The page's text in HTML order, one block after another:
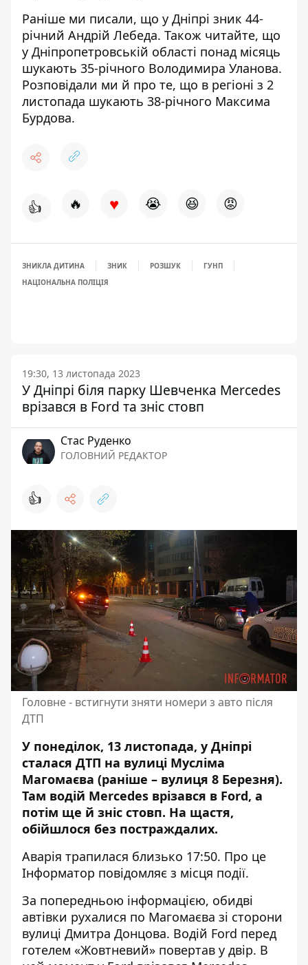
Раніше ми писали, що у Дніпрі зник 44-
річний Андрій Лебеда. Також читайте, що
у Дніпропетровській області понад місяць
шукають 35-річного Володимира Уланова.
Розповідали ми й про те, що в регіоні з 2
листопада шукають 38-річного Максима
Бурдова.
👍 🔥 ♥ 😭 😆 😡
ЗНИКЛА ДИТИНА ЗНИК РОЗШУК
ГУНП
НАЦІОНАЛЬНА ПОЛІЦІЯ
19:30, 13 листопада 2023
У Дніпрі біля парку Шевченка Mercedes
врізався в Ford та зніс стовп
Стас Руденко
ГОЛОВНИЙ РЕДАКТОР
👍
Головне - встигнути зняти номери з авто після
ДТП
У понеділок, 13 листопада, у Дніпрі
сталася ДТП на вулиці Мусліма
Магомаєва (раніше – вулиця 8 Березня).
Там водій Mercedes врізався в Ford, а
потім ще й зніс стовп. На щастя,
обійшлося без постраждалих.
Аварія трапилася близько 17:50. Про це
Інформатор повідомляє з місця події.
За попередньою інформацією, обидві
автівки рухалися по Магомаєва зі сторони
вулиці Дмитра Донцова. Водій Ford перед
готелем «Жовтневий» повертав у двір. В